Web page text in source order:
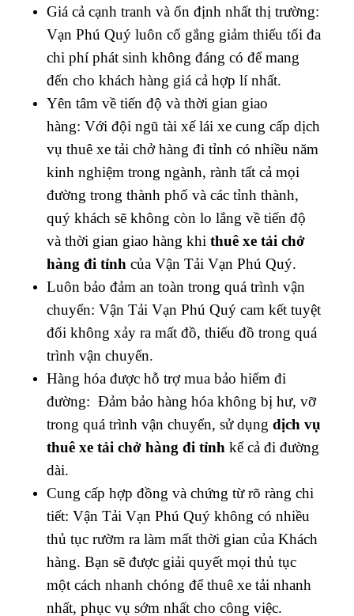
Giá cả cạnh tranh và ổn định nhất thị trường:
Vạn Phú Quý luôn cố gắng giảm thiểu tối đa
chi phí phát sinh không đáng có để mang
đến cho khách hàng giá cả hợp lí nhất.
Yên tâm về tiến độ và thời gian giao
hàng: Với đội ngũ tài xế lái xe cung cấp dịch
vụ thuê xe tải chở hàng đi tỉnh có nhiều năm
kinh nghiệm trong ngành, rành tất cả mọi
đường trong thành phố và các tỉnh thành,
quý khách sẽ không còn lo lắng về tiến độ
và thời gian giao hàng khi thuê xe tải chở
hàng đi tỉnh của Vận Tải Vạn Phú Quý.
Luôn bảo đảm an toàn trong quá trình vận
chuyển: Vận Tải Vạn Phú Quý cam kết tuyệt
đối không xảy ra mất đồ, thiếu đồ trong quá
trình vận chuyển.
Hàng hóa được hỗ trợ mua bảo hiểm đi
đường: Đảm bảo hàng hóa không bị hư, vỡ
trong quá trình vận chuyển, sử dụng dịch vụ
thuê xe tải chở hàng đi tỉnh kể cả đi đường
dài.
Cung cấp hợp đồng và chứng từ rõ ràng chi
tiết: Vận Tải Vạn Phú Quý không có nhiều
thủ tục rườm ra làm mất thời gian của Khách
hàng. Bạn sẽ được giải quyết mọi thủ tục
một cách nhanh chóng để thuê xe tải nhanh
nhất, phục vụ sớm nhất cho công việc.